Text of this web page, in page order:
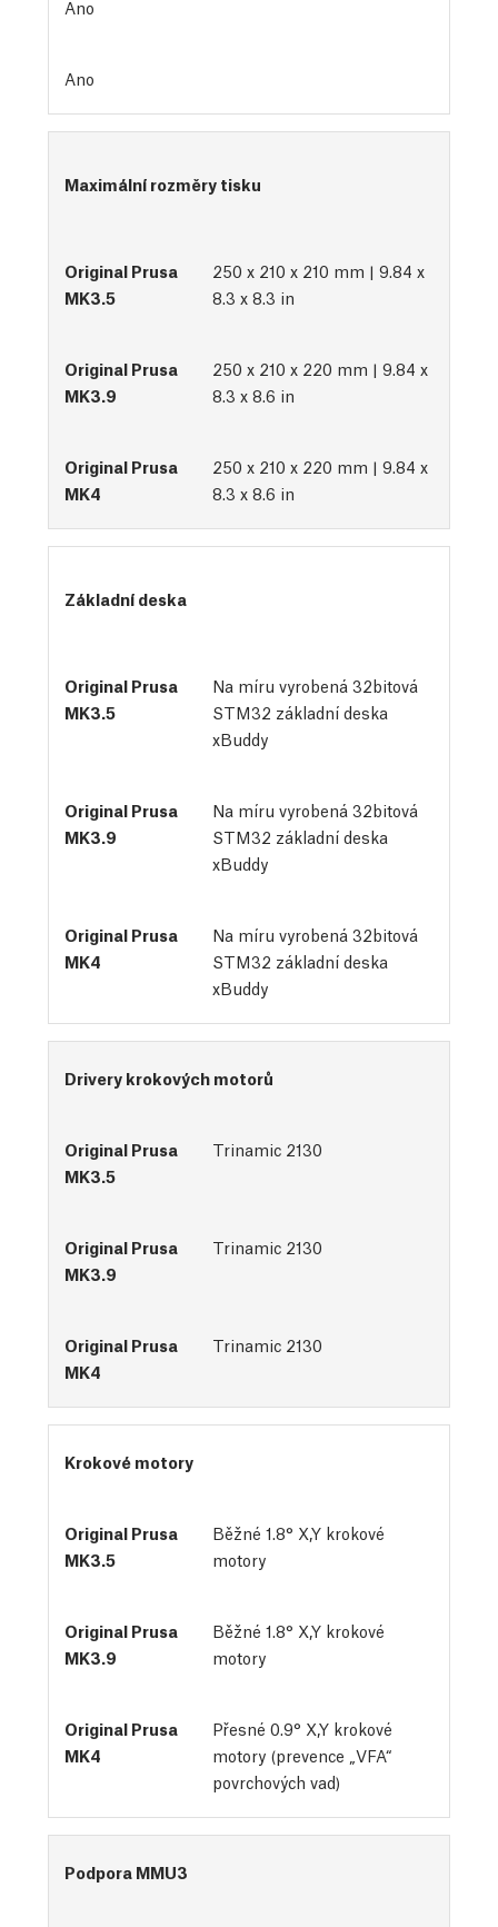
Ano
Ano
Maximální rozměry tisku
250 x 210 x 210 mm | 9.84 x
8.3 x 8.3 in
250 x 210 x 220 mm | 9.84 x
8.3 x 8.6 in
250 x 210 x 220 mm | 9.84 x
8.3 x 8.6 in
Základní deska
Na míru vyrobená 32bitová
STM32 základní deska
xBuddy
Na míru vyrobená 32bitová
STM32 základní deska
xBuddy
Na míru vyrobená 32bitová
STM32 základní deska
xBuddy
Drivery krokových motorů
Trinamic 2130
Trinamic 2130
Trinamic 2130
Krokové motory
Běžné 1.8° X,Y krokové
motory
Běžné 1.8° X,Y krokové
motory
Přesné 0.9° X,Y krokové
motory (prevence „VFA“
povrchových vad)
Podpora MMU3